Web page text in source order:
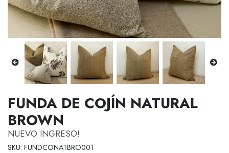
FUNDA DE COJÍN NATURAL
BROWN
NUEVO INGRESO!
SKU: FUNDCONATBRO001